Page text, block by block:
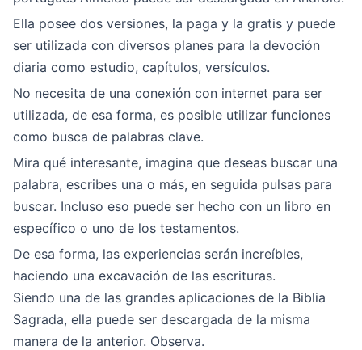
Ella posee dos versiones, la paga y la gratis y puede
ser utilizada con diversos planes para la devoción
diaria como estudio, capítulos, versículos.
No necesita de una conexión con internet para ser
utilizada, de esa forma, es posible utilizar funciones
como busca de palabras clave.
Mira qué interesante, imagina que deseas buscar una
palabra, escribes una o más, en seguida pulsas para
buscar. Incluso eso puede ser hecho con un libro en
específico o uno de los testamentos.
De esa forma, las experiencias serán increíbles,
haciendo una excavación de las escrituras.
Siendo una de las grandes aplicaciones de la Biblia
Sagrada, ella puede ser descargada de la misma
manera de la anterior. Observa.